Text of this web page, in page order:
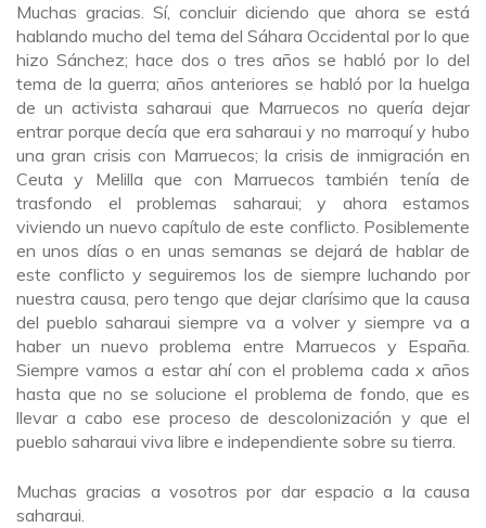
Muchas gracias. Sí, concluir diciendo que ahora se está
hablando mucho del tema del Sáhara Occidental por lo que
hizo Sánchez; hace dos o tres años se habló por lo del
tema de la guerra; años anteriores se habló por la huelga
de un activista saharaui que Marruecos no quería dejar
entrar porque decía que era saharaui y no marroquí y hubo
una gran crisis con Marruecos; la crisis de inmigración en
Ceuta y Melilla que con Marruecos también tenía de
trasfondo el problemas saharaui; y ahora estamos
viviendo un nuevo capítulo de este conflicto. Posiblemente
en unos días o en unas semanas se dejará de hablar de
este conflicto y seguiremos los de siempre luchando por
nuestra causa, pero tengo que dejar clarísimo que la causa
del pueblo saharaui siempre va a volver y siempre va a
haber un nuevo problema entre Marruecos y España.
Siempre vamos a estar ahí con el problema cada xaños
hasta que no se solucione el problema de fondo, que es
llevar a cabo ese proceso de descolonización y que el
pueblo saharaui viva libre e independiente sobre su tierra.
Muchas gracias a vosotros por dar espacio a la causa
saharaui.